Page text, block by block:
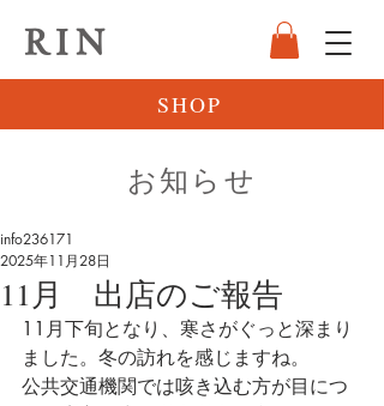
RIN
SHOP
お知らせ
11月 出店のご報告
info236171
2025年11月28日
11月下旬となり、寒さがぐっと深まり
ました。冬の訪れを感じますね。
公共交通機関では咳き込む方が目につ